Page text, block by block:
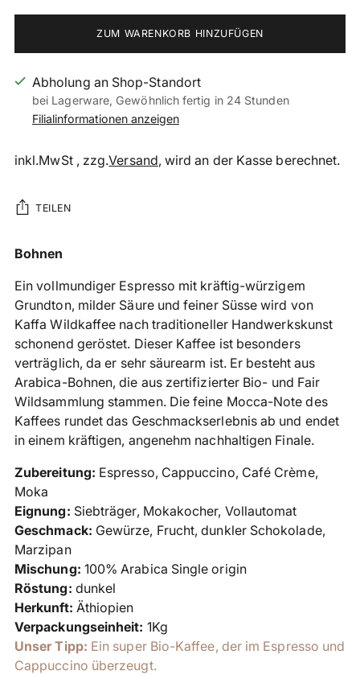
ZUM WARENKORB HINZUFÜGEN
Abholung an Shop-Standort
bei Lagerware, Gewöhnlich fertig in 24 Stunden
Filialinformationen anzeigen
inkl.MwSt , zzg.Versand, wird an der Kasse berechnet.
TEILEN
Produkt
den
Warenkorb
legen
Bohnen
Ein vollmundiger Espresso mit kräftig-würzigem
Grundton, milder Säure und feiner Süsse wird von
Kaffa Wildkaffee nach traditioneller Handwerkskunst
schonend geröstet. Dieser Kaffee ist besonders
verträglich, da er sehr säurearm ist. Er besteht aus
Arabica-Bohnen, die aus zertifizierter Bio- und Fair
Wildsammlung stammen. Die feine Mocca-Note des
Kaffees rundet das Geschmackserlebnis ab und endet
in einem kräftigen, angenehm nachhaltigen Finale.
Zubereitung: Espresso, Cappuccino, Café Crème,
Moka
Eignung: Siebträger, Mokakocher, Vollautomat
Geschmack: Gewürze, Frucht,dunkler Schokolade,
Marzipan
Mischung: 100% Arabica Single origin
Röstung: dunkel
Herkunft: Äthiopien
Verpackungseinheit: 1Kg
Unser Tipp: Ein super Bio-Kaffee, der im Espresso und
Cappuccino überzeugt.